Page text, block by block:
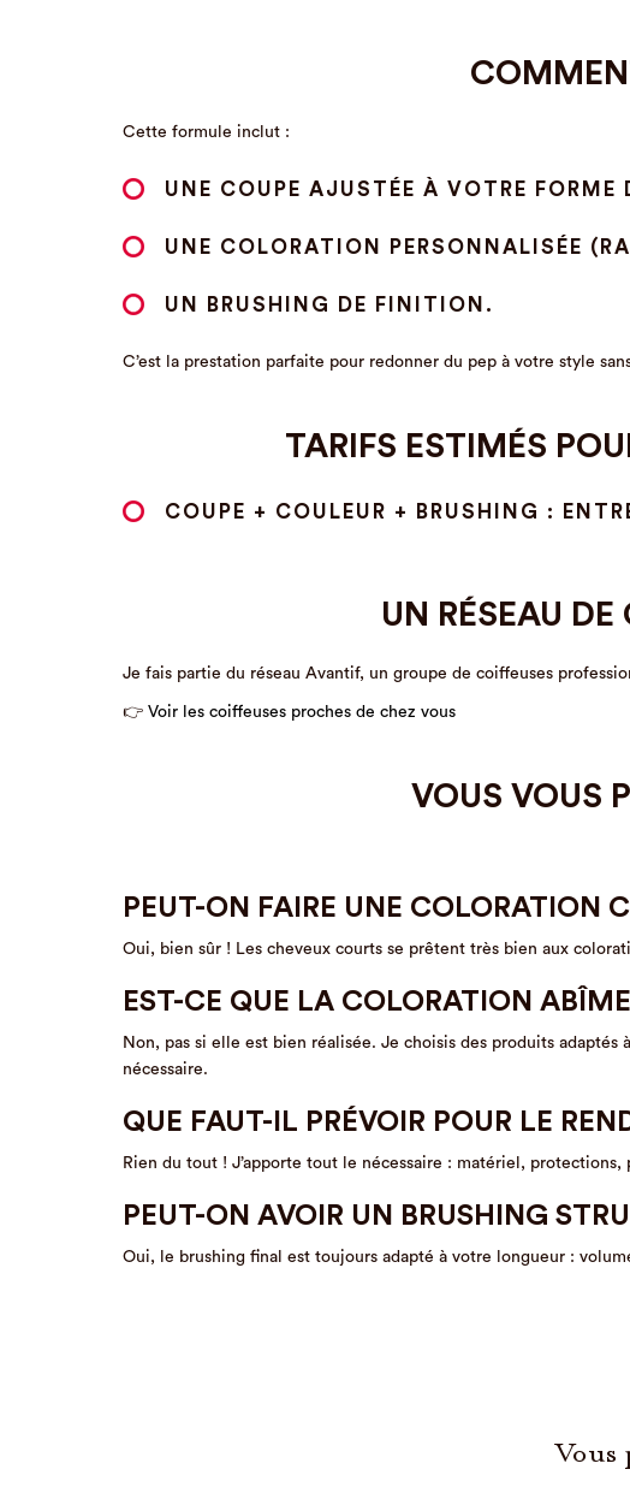
Cette formule inclut :
UNE COUPE AJUSTÉE À VOTRE FORME
UNE COLORATION PERSONNALISÉE
UN BRUSHING DE FINITION.
C’est la prestation parfaite pour redonner du pep à votre style
TARIFS ESTIMÉS
COUPE + COULEUR + BRUSHING :
UN RÉSEAU DE
Je fais partie du réseau Avantif, un groupe de coiffeuses
👉 Voir les coiffeuses proches de chez vous
VOUS VOUS
PEUT-ON FAIRE UNE COLORATION
Oui, bien sûr ! Les cheveux courts se prêtent très bien aux
EST-CE QUE LA COLORATION
Non, pas si elle est bien réalisée. Je choisis des produits
nécessaire.
QUE FAUT-IL PRÉVOIR POUR LE
Rien du tout ! J’apporte tout le nécessaire : matériel,
PEUT-ON AVOIR UN BRUSHING
Oui, le brushing final est toujours adapté à votre longueur :
Vous